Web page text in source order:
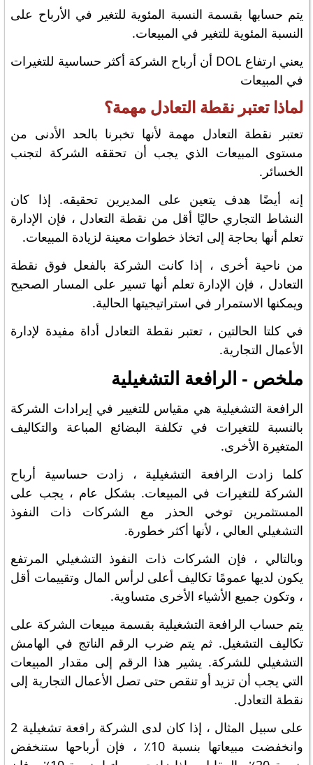
يتم حسابها بقسمة النسبة المئوية للتغير في الأرباح على
النسبة المئوية للتغير في المبيعات.
يعني ارتفاع DOL أن أرباح الشركة أكثر حساسية للتغيرات
في المبيعات
لماذا تعتبر نقطة التعادل مهمة؟
تعتبر نقطة التعادل مهمة لأنها تخبرنا بالحد الأدنى من
مستوى المبيعات الذي يجب أن تحققه الشركة لتجنب
الخسائر.
إنه أيضًا هدف يتعين على المديرين تحقيقه. إذا كان
النشاط التجاري حاليًا أقل من نقطة التعادل ، فإن الإدارة
تعلم أنها بحاجة إلى اتخاذ خطوات معينة لزيادة المبيعات.
من ناحية أخرى ، إذا كانت الشركة بالفعل فوق نقطة
التعادل ، فإن الإدارة تعلم أنها تسير على المسار الصحيح
ويمكنها الاستمرار في استراتيجيتها الحالية.
في كلتا الحالتين ، تعتبر نقطة التعادل أداة مفيدة لإدارة
الأعمال التجارية.
ملخص - الرافعة التشغيلية
الرافعة التشغيلية هي مقياس للتغيير في إيرادات الشركة
بالنسبة للتغيرات في تكلفة البضائع المباعة والتكاليف
المتغيرة الأخرى.
كلما زادت الرافعة التشغيلية ، زادت حساسية أرباح
الشركة للتغيرات في المبيعات. بشكل عام ، يجب على
المستثمرين توخي الحذر مع الشركات ذات النفوذ
التشغيلي العالي ، لأنها أكثر خطورة.
وبالتالي ، فإن الشركات ذات النفوذ التشغيلي المرتفع
يكون لديها عمومًا تكاليف أعلى لرأس المال وتقييمات أقل
، وتكون جميع الأشياء الأخرى متساوية.
يتم حساب الرافعة التشغيلية بقسمة مبيعات الشركة على
تكاليف التشغيل. ثم يتم ضرب الرقم الناتج في الهامش
التشغيلي للشركة. يشير هذا الرقم إلى مقدار المبيعات
التي يجب أن تزيد أو تنقص حتى تصل الأعمال التجارية إلى
نقطة التعادل.
على سبيل المثال ، إذا كان لدى الشركة رافعة تشغيلية 2
وانخفضت مبيعاتها بنسبة 10٪ ، فإن أرباحها ستنخفض